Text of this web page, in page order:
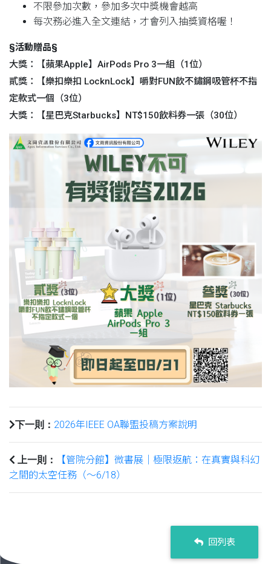
不限參加次數，參加多次中獎機會越高
每次務必進入全文連結，才會列入抽獎資格喔！
§活動贈品§
大獎：【蘋果Apple】AirPods Pro 3一組（1位）
貳獎：【樂扣樂扣 LocknLock】嚼對FUN飲不鏽鋼吸管杯不指
定款式一個（3位）
大獎：【星巴克Starbucks】NT$150飲料券一張（30位）
下一則： 2026年IEEE OA聯盟投稿方案說明
上一則：
【管院分館】微書展｜極限返航：在真實與科幻
之間的太空任務（～6/18）
回列表